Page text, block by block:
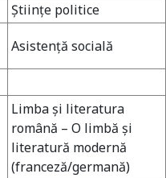
Ştiinţe politice
Asistenţă socială
Limba şi literatura
română – O limbă şi
literatură modernă
(franceză/germană)